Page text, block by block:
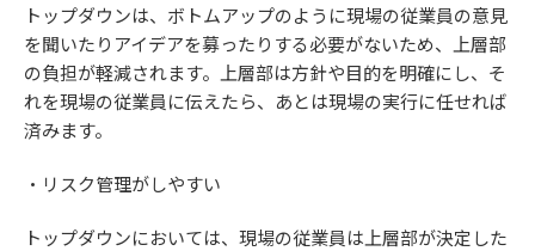
トップダウンは、ボトムアップのように現場の従業員の意見
を聞いたりアイデアを募ったりする必要がないため、上層部
の負担が軽減されます。上層部は方針や目的を明確にし、そ
れを現場の従業員に伝えたら、あとは現場の実行に任せれば
済みます。
・リスク管理がしやすい
トップダウンにおいては、現場の従業員は上層部が決定した